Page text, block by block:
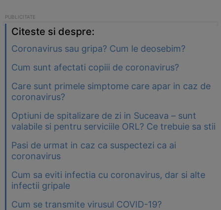
Citeste si despre:
Coronavirus sau gripa? Cum le deosebim?
Cum sunt afectati copiii de coronavirus?
Care sunt primele simptome care apar in caz de
coronavirus?
Optiuni de spitalizare de zi in Suceava – sunt
valabile si pentru serviciile ORL? Ce trebuie sa stii
Pasi de urmat in caz ca suspectezi ca ai
coronavirus
Cum sa eviti infectia cu coronavirus, dar si alte
infectii gripale
Cum se transmite virusul COVID-19?